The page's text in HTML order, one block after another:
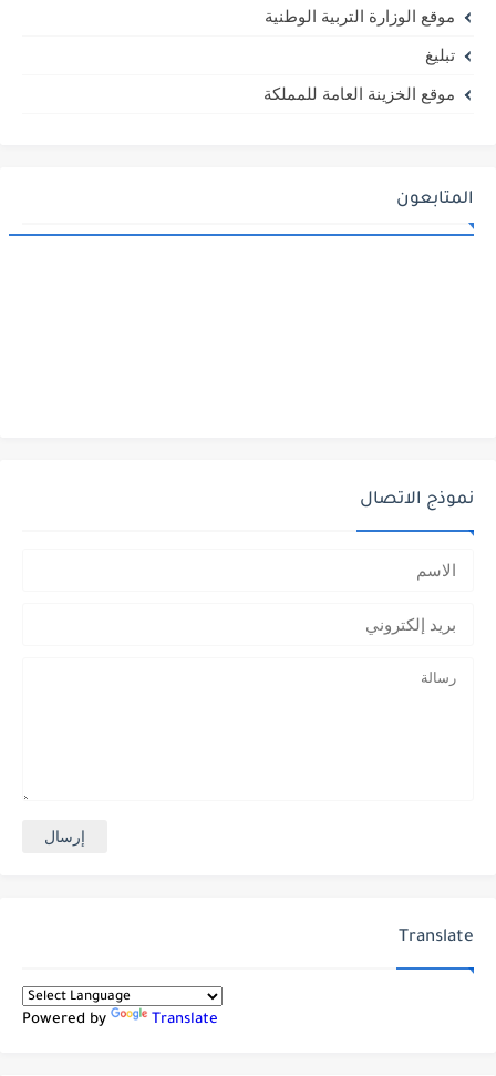
موقع الوزارة التربية الوطنية
تبليغ
موقع الخزينة العامة للمملكة
المتابعون
نموذج الاتصال
Translate
Powered by Translate